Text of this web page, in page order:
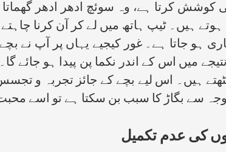
کرتا ہے، وہ سوئچ ادھر ادھر گھماتا
ہیں۔ ٹیپ ہاتھ میں لے کر آن کرنا
جاتا ہے۔ غور کیجیے یہاں پر آپ نے
میں اس کے اندر نکما پن پیدا ہو جائے
ہیں۔ اس لیے بچے کے جائز تجربہ و
سے بگاڑ کا سبب بن سکتا ہے تو اسے
کی عدم تکمیل